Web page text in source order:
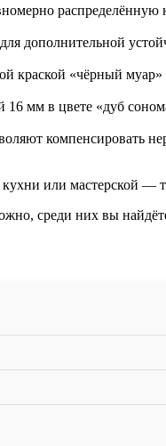
распределённую
дополнительной
краской «чёрный
мм в цвете «дуб
компенсировать
или мастерской —
среди них вы